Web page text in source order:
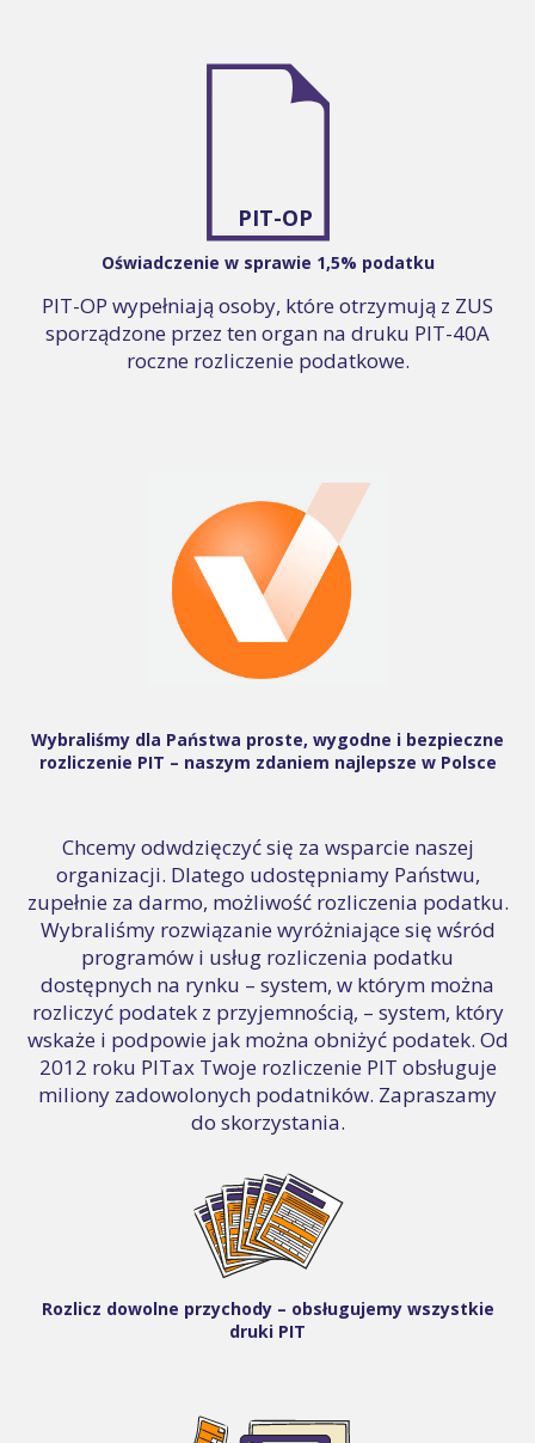
PIT-OP
Oświadczenie w sprawie 1,5% podatku
PIT-OP wypełniają osoby, które otrzymują z ZUS
sporządzone przez ten organ na druku PIT-40A
roczne rozliczenie podatkowe.
Wybraliśmy dla Państwa proste, wygodne i bezpieczne
rozliczenie PIT – naszym zdaniem najlepsze w Polsce
Chcemy odwdzięczyć się za wsparcie naszej
organizacji. Dlatego udostępniamy Państwu,
zupełnie za darmo, możliwość rozliczenia podatku.
Wybraliśmy rozwiązanie wyróżniające się wśród
programów i usług rozliczenia podatku
dostępnych na rynku – system, w którym można
rozliczyć podatek z przyjemnością, – system, który
wskaże i podpowie jak można obniżyć podatek. Od
2012 roku PITax Twoje rozliczenie PIT obsługuje
miliony zadowolonych podatników. Zapraszamy
do skorzystania.
Rozlicz dowolne przychody – obsługujemy wszystkie
druki PIT